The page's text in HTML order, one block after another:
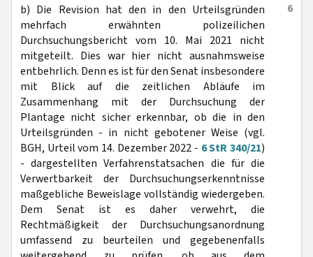
6
b) Die Revision hat den in den Urteilsgründen
mehrfach erwähnten polizeilichen
Durchsuchungsbericht vom 10. Mai 2021 nicht
mitgeteilt. Dies war hier nicht ausnahmsweise
entbehrlich. Denn es ist für den Senat insbesondere
mit Blick auf die zeitlichen Abläufe im
Zusammenhang mit der Durchsuchung der
Plantage nicht sicher erkennbar, ob die in den
Urteilsgründen - in nicht gebotener Weise (vgl.
BGH, Urteil vom 14. Dezember 2022 - 6 StR 340/21)
- dargestellten Verfahrenstatsachen die für die
Verwertbarkeit der Durchsuchungserkenntnisse
maßgebliche Beweislage vollständig wiedergeben.
Dem Senat ist es daher verwehrt, die
Rechtmäßigkeit der Durchsuchungsanordnung
umfassend zu beurteilen und gegebenenfalls